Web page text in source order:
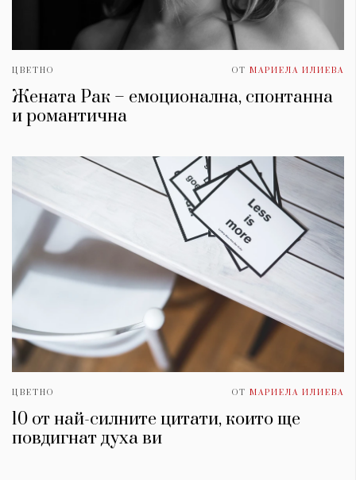
ЦВЕТНО ОТ МАРИЕЛА ИЛИЕВА
Жената Рак – емоционална, спонтанна
и романтична
ЦВЕТНО ОТ МАРИЕЛА ИЛИЕВА
10 от най-силните цитати, които ще
повдигнат духa ви